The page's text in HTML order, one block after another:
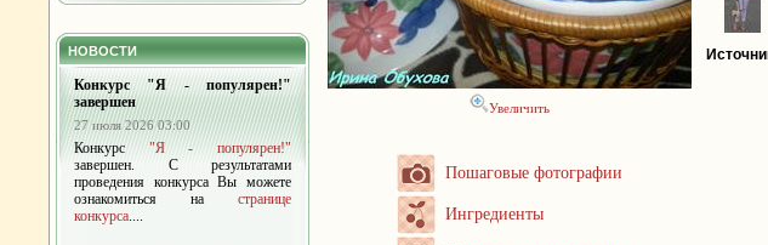
НОВОСТИ
Конкурс "Я - популярен!"
завершен
27 июля 2026 03:00
Конкурс"Я - популярен!"
завершен. С результатами
проведения конкурса Вы можете
ознакомиться на странице
конкурса....
Увеличить
Пошаговые фотографии
Ингредиенты